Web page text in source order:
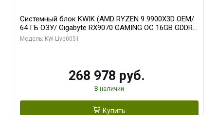
Системный блок KWIK (AMD RYZEN 9 9900X3D OEM/
64 ГБ ОЗУ/ Gigabyte RX9070 GAMING OC 16GB GDDR6
256bit 2xDP 2xH/ 960 ГБ SSD)
Модель: KW-Live0051
268 978 руб.
В наличии
Купить